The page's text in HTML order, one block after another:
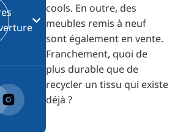
cools. En outre, des
meubles remis à neuf
sont également en vente.
Franchement, quoi de
plus durable que de
recycler un tissu qui existe
déjà ?